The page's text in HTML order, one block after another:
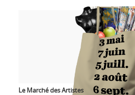
Le Marché des Artistes